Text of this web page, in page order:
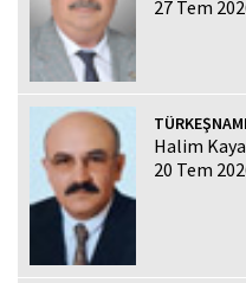
27 Tem
Halim Kaya
20 Tem